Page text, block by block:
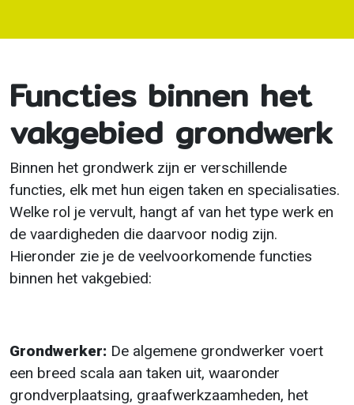
Functies binnen het
vakgebied grondwerk
Binnen het grondwerk zijn er verschillende
functies, elk met hun eigen taken en specialisaties.
Welke rol je vervult, hangt af van het type werk en
de vaardigheden die daarvoor nodig zijn.
Hieronder zie je de veelvoorkomende functies
binnen het vakgebied:
Grondwerker: De algemene grondwerker voert
een breed scala aan taken uit, waaronder
grondverplaatsing, graafwerkzaamheden, het